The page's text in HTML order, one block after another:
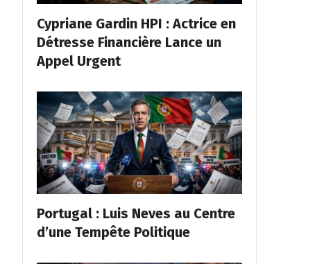
Cypriane Gardin HPI : Actrice en
Détresse Financière Lance un
Appel Urgent
Portugal : Luis Neves au Centre
d’une Tempête Politique